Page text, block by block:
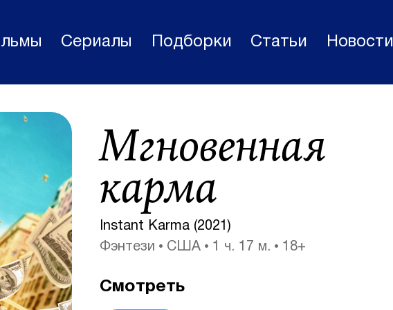
Статьи
Сериалы
Новости
Подборки
Рецензии
О нас
Авторы
Сериалы Подборки Статьи Новости
Мгновенная
карма
Instant Karma (2021)
Фэнтези
США 1 ч. 17 м. 18+
Смотреть